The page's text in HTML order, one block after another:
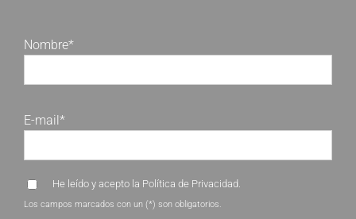
Nombre*
E-mail*
He leído y acepto la Política de Privacidad.
Los campos marcados con un (*) son obligatorios.